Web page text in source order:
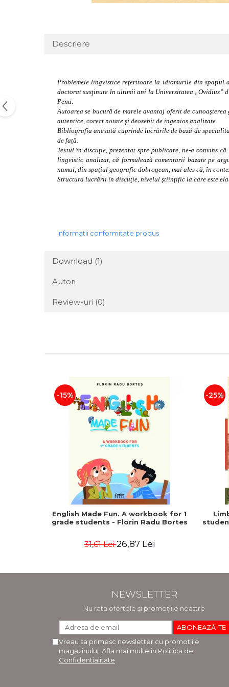
Descriere
Problemele lingvistice referitoare la idiomurile din spaţiul
doctorat susţinute în ultimii ani la Universitatea „Ovidius”
Penu.
Autoarea se bucură de marele avantaj oferit de
autentice, corect notate şi deosebit de ingenios analizate.
Bibliografia anexată cuprinde lucrările de bază de
de faţă.
Textul în discuţie, prezentat spre publicare, ne-a convins
lingvistic analizat, că formulează comentarii bazate pe
numai, din spaţiul geografic dobrogean, mai ales că, în
Structura lucrării în discuţie, nivelul ştiinţific la care este
Informatii conformitate produs
Download (1)
Autori
Review-uri (0)
-15%
English Made Fun. A workbook for 1
grade students - Florin Radu Bortes
31,61 Lei26,87 Lei
-25%
NEWSLETTER
Nu rata ofertele și promoțiile noastre
Vreau sa primesc newsletter cu promotiile
magazinului. Afla mai multe in Politica de
Confidentialitate